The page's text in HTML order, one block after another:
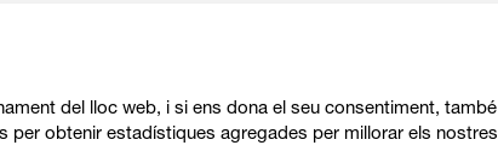
del lloc web, i si ens dona el seu consentiment, també
obtenir estadístiques agregades per millorar els nostres